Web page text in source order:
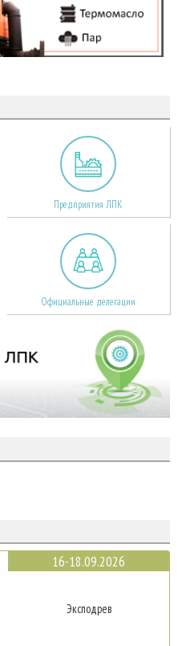
Предприятия ЛПК
Официальные делегации
16-18.09.2026
Эксподрев